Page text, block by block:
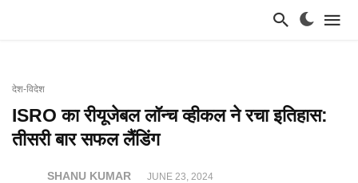
देश-विदेश
ISRO का रीयूजेबल लॉन्च व्हीकल ने रचा इतिहास:
तीसरी बार सफल लैंडिंग
SHANU KUMAR JUNE 23, 2024